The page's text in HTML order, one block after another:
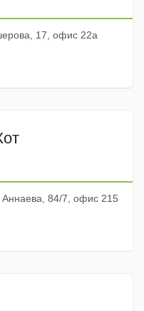
17, офис 22а
84/7, офис 215